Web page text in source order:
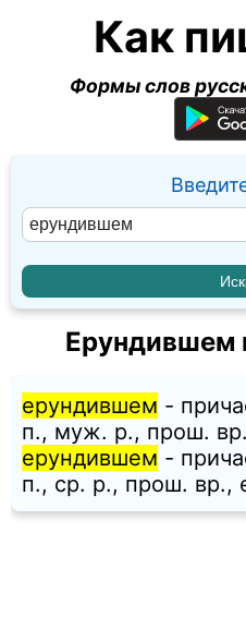
Как
Формы слов
Ерундившем
ерундившем -
п., муж. p., прош.
ерундившем -
п., ср. p., прош. вр.,